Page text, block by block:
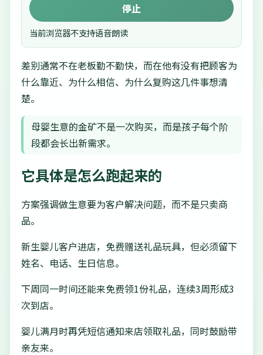
停止
当前浏览器不支持语音朗读
差别通常不在老板勤不勤快，而在他有没有把顾客为
什么靠近、为什么相信、为什么复购这几件事想清
楚。
母婴生意的金矿不是一次购买，而是孩子每个阶
段都会长出新需求。
它具体是怎么跑起来的
方案强调做生意要为客户解决问题，而不是只卖商
品。
新生婴儿客户进店，免费赠送礼品玩具，但必须留下
姓名、电话、生日信息。
下周同一时间还能来免费领1份礼品，连续3周形成3
次到店。
婴儿满月时再凭短信通知来店领取礼品，同时鼓励带
亲友来。